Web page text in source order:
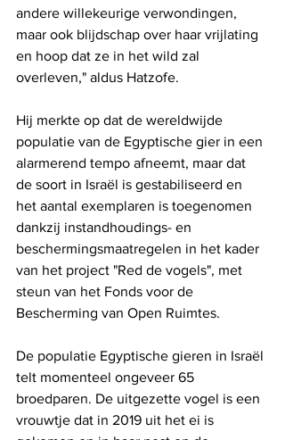
andere willekeurige verwondingen,
maar ook blijdschap over haar vrijlating
en hoop dat ze in het wild zal
overleven," aldus Hatzofe.
Hij merkte op dat de wereldwijde
populatie van de Egyptische gier in een
alarmerend tempo afneemt, maar dat
de soort in Israël is gestabiliseerd en
het aantal exemplaren is toegenomen
dankzij instandhoudings- en
beschermingsmaatregelen in het kader
van het project "Red de vogels", met
steun van het Fonds voor de
Bescherming van Open Ruimtes.
De populatie Egyptische gieren in Israël
telt momenteel ongeveer 65
broedparen. De uitgezette vogel is een
vrouwtje dat in 2019 uit het ei is